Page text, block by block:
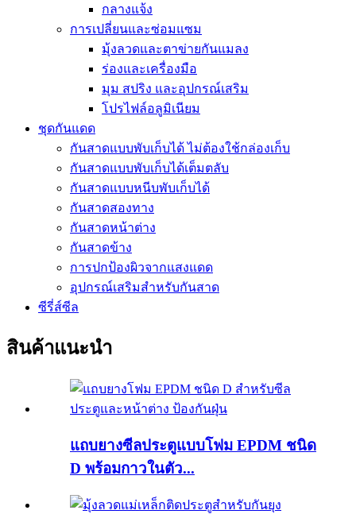
กลางแจ้ง
การเปลี่ยนและซ่อมแซม
มุ้งลวดและตาข่ายกันแมลง
ร่องและเครื่องมือ
มุม สปริง และอุปกรณ์เสริม
โปรไฟล์อลูมิเนียม
ชุดกันแดด
กันสาดแบบพับเก็บได้ ไม่ต้องใช้กล่องเก็บ
กันสาดแบบพับเก็บได้เต็มตลับ
กันสาดแบบหนีบพับเก็บได้
กันสาดสองทาง
กันสาดหน้าต่าง
กันสาดข้าง
การปกป้องผิวจากแสงแดด
อุปกรณ์เสริมสำหรับกันสาด
ซีรี่ส์ซีล
สินค้าแนะนำ
แถบยางซีลประตูแบบโฟม EPDM ชนิด
D พร้อมกาวในตัว...